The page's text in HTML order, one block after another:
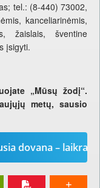
tel.: (8-440) 73002,
kanceliarinėmis,
žaislais, šventine
įsigyti.
„Mūsų žodį“.
metų, sausio
– laikraštis!